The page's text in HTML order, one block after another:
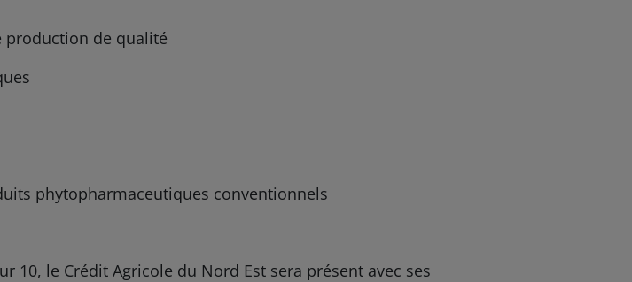
production de qualité
phytopharmaceutiques conventionnels
10, le Crédit Agricole du Nord Est sera présent avec ses